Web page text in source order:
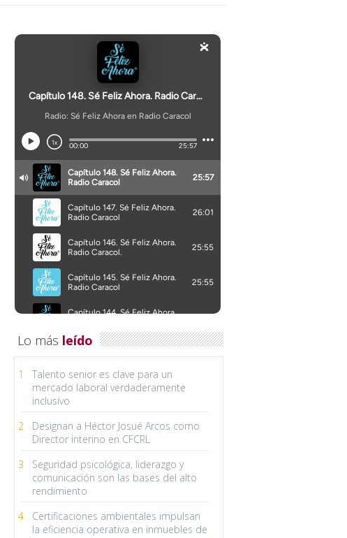
Lo más leído
1
Talento senior es clave para un
mercado laboral verdaderamente
inclusivo
2
Designan a Héctor Josué Arcos como
Director interino en CFCRL
3
Seguridad psicológica, liderazgo y
comunicación son las bases del alto
rendimiento
4
Certificaciones ambientales impulsan
la eficiencia operativa en inmuebles de